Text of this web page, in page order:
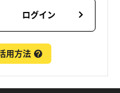
ログイン
用方法